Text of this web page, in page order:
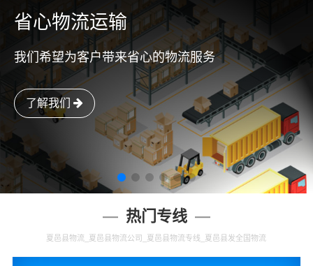
省心物流运输
我们希望为客户带来省心的物流服务
了解我们
热门专线
夏邑县物流_夏邑县物流公司_夏邑县物流专线_夏邑县发全国物流